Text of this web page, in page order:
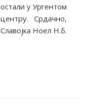
остали у Ургентом
центру. Срдачно,
Славојка Ноел Н.б.